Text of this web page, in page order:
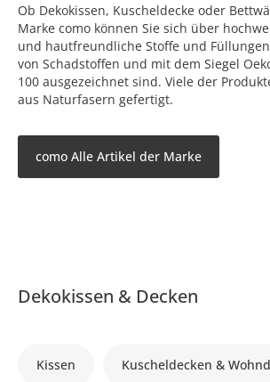
Ob Dekokissen, Kuscheldecke oder
Marke como können Sie sich über
und hautfreundliche Stoffe und
von Schadstoffen und mit dem Siegel
100 ausgezeichnet sind. Viele der
aus Naturfasern gefertigt.
como Alle Artikel der Marke
Dekokissen & Decken
Kissen Kuscheldecken &